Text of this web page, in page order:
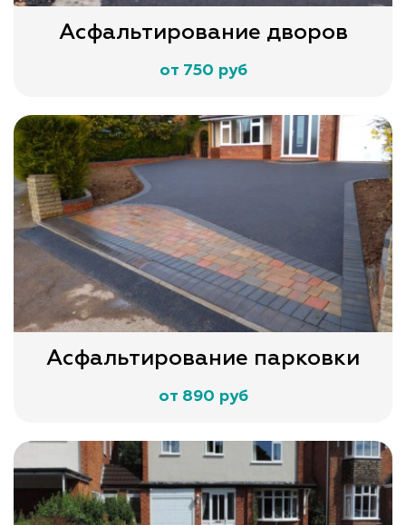
Асфальтирование дворов
от 750 руб
Асфальтирование парковки
от 890 руб